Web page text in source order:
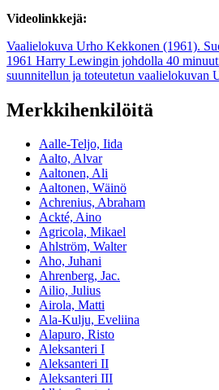
Videolinkkejä:
Vaalielokuva Urho Kekkonen (1961).
1961 Harry Lewingin johdolla 40
suunnitellun ja toteutetun vaalielokuvan
Merkkihenkilöitä
Aalle-Teljo, Iida
Aalto, Alvar
Aaltonen, Ali
Aaltonen, Wäinö
Achrenius, Abraham
Ackté, Aino
Agricola, Mikael
Ahlström, Walter
Aho, Juhani
Ahrenberg, Jac.
Ailio, Julius
Airola, Matti
Ala-Kulju, Eveliina
Alapuro, Risto
Aleksanteri I
Aleksanteri II
Aleksanteri III